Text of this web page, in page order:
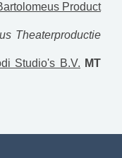
Product
Theaterproductie
Studio's B.V. MT